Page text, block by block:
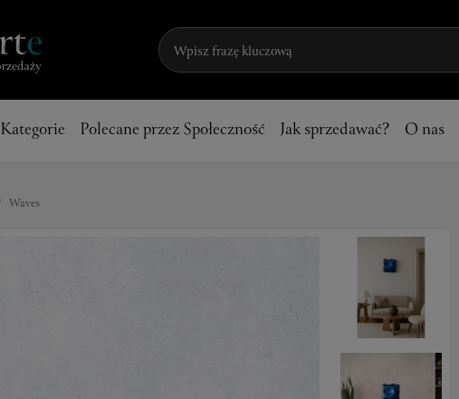
Kategorie Polecane przez Społeczność Jak sprzedawać? O nas
Waves